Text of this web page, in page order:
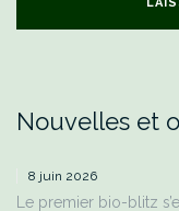
Nouvelles et
8 juin 2026
Le premier bio-blitz